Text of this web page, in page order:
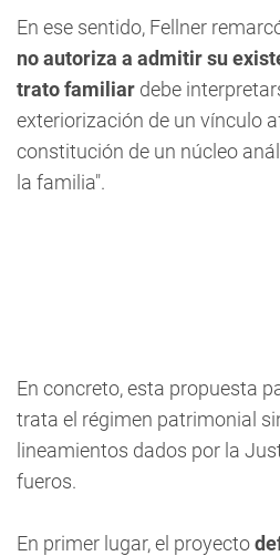
En ese sentido, Fellner
no autoriza a admitir su
trato familiar debe
exteriorización de un vínculo
constitución de un núcleo
la familia".
En concreto, esta propuesta
trata el régimen patrimonial
lineamientos dados por la
fueros.
En primer lugar, el proyecto